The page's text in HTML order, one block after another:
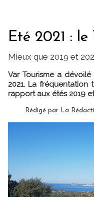
Eté 2021 :
Mieux que 2019 et
Var Tourisme a
2021. La fréquentation
rapport aux étés 2019
Rédigé par La